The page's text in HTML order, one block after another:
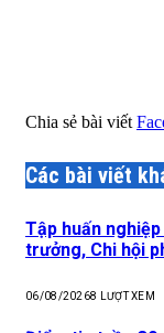
Chia sẻ bài viết
Các bài viết
Tập huấn
trưởng, Chi hội
06/08/20268 LƯỢT XEM